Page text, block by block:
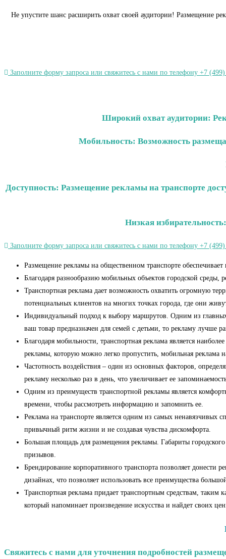
Не упустите шанс расширить охват своей аудитории! Размещение
Заполните форму запроса или свяжитесь с нами по телефону +7
Широкий охват аудитории:
Мобильность: Возможность
Доступность: Размещение рекламы на транспорте
Низкая
Заполните форму запроса или свяжитесь с нами по телефону +7
Размещение рекламы на общественном
Благодаря разнообразию мобильных объектов
Транспортная реклама дает возможность охватить огромную
потенциальных клиентов на многих
Индивидуальный подход к выбору маршрутов. Одним из
ваш товар предназначен для семей с детьми, то
Благодаря мобильности, транспортная реклама является
рекламы, которую можно легко
Частотность воздействия – один из основных факторов,
рекламу несколько раз в день, что
Одним из преимуществ транспортной рекламы является
времени, чтобы
Реклама на транспорте является одним из самых ненавязчивых
привычный ритм жизни
Большая площадь для размещения рекламы. Габариты
Брендирование корпоративного транспорта позволяет
дизайнах, что позволяет использовать все преимущества
Транспортная реклама придает транспортным средствам,
который напоминает произведение искусства и найдет своих
Свяжитесь с нами для уточнения подробностей